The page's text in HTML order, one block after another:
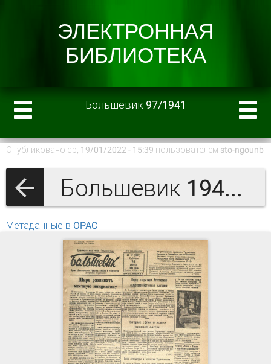
Большевик 97/1941
Опубликовано ср, 19/01/2022 - 15:39 пользователем sto-ngounb
Большевик 1941 г.
Метаданные в OPAC